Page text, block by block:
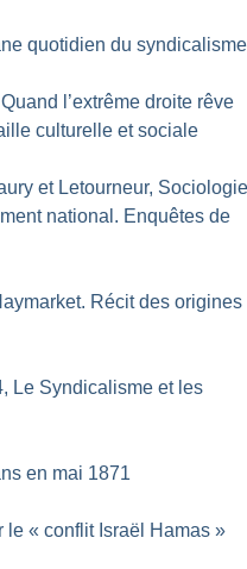
quotidien du syndicalisme
l’extrême droite rêve
culturelle et sociale
et Letourneur,
national. Enquêtes de
Récit des origines
Le Syndicalisme et les
en mai 1871
le « conflit Israël Hamas »